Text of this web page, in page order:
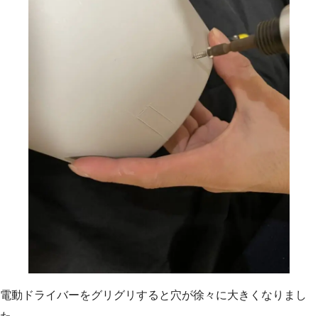
電動ドライバーをグリグリすると穴が徐々に大きくなりまし